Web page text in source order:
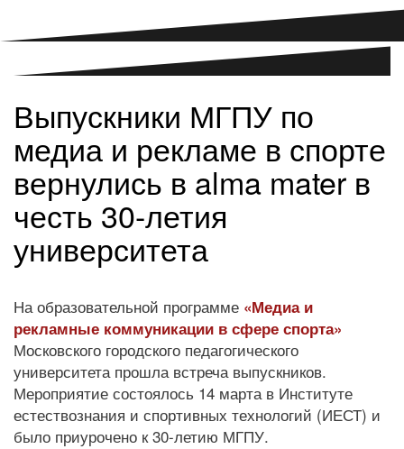
Выпускники МГПУ по
медиа и рекламе в спорте
вернулись в alma mater в
честь 30-летия
университета
На образовательной программе «Медиа и
рекламные коммуникации в сфере спорта»
Московского городского педагогического
университета прошла встреча выпускников.
Мероприятие состоялось 14 марта в Институте
естествознания и спортивных технологий (ИЕСТ) и
было приурочено к 30-летию МГПУ.